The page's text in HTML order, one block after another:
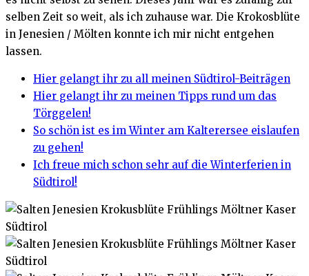
selben Zeit so weit, als ich zuhause war. Die Krokosblüte
in Jenesien / Mölten konnte ich mir nicht entgehen
lassen.
Hier gelangt ihr zu all meinen Südtirol-Beiträgen
Hier gelangt ihr zu meinen Tipps rund um das
Törggelen!
So schön ist es im Winter am Kalterersee eislaufen
zu gehen!
Ich freue mich schon sehr auf die Winterferien in
Südtirol!